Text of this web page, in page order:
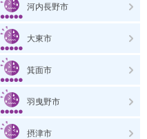
河内長野市
大東市
箕面市
羽曳野市
摂津市